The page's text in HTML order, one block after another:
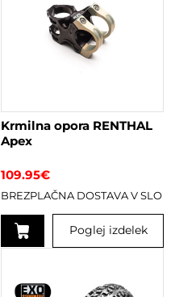
Krmilna opora RENTHAL
Apex
109.95€
BREZPLAČNA DOSTAVA V SLO
Poglej izdelek
ima